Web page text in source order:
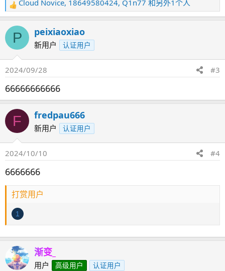
反
馈
：
Cloud Novice, 18649580424, Q1n77 和另外1个人
P peixiaoxiao
新用户 认证用户
2024/09/28 #3
66666666666
F fredpau666
新用户 认证用户
2024/10/10 #4
6666666
打赏用户
1
渐变_
用户 高级用户 认证用户